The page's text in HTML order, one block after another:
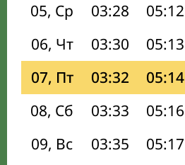
05, Ср
03:28 05:12
06, Чт
03:30 05:13
07, Пт
03:32 05:14
08, Сб
03:33 05:16
09, Вс
03:35 05:17